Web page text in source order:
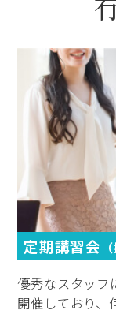
定期講習会
優秀なスタッフ
開催しており、